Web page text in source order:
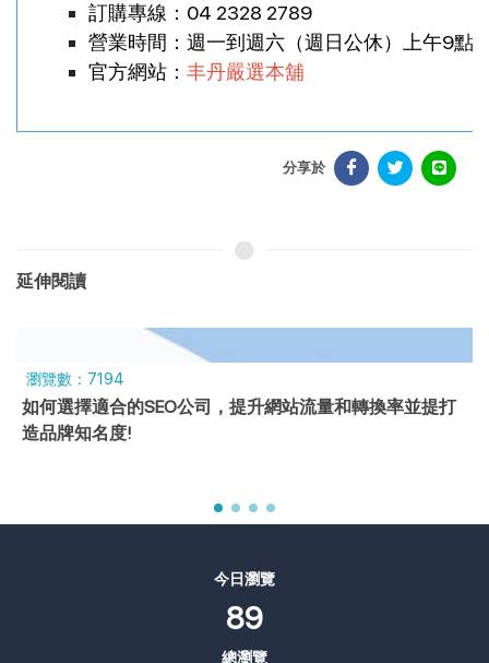
訂購專線： 04 2328 2789
營業時間：週一到週六（週日公休）上午9點-
官方網站： 丰丹嚴選本舖
分享於
延伸閱讀
瀏覽數：7194
如何選擇適合的SEO公司，提升網站流量和轉換率並提打
造品牌知名度!
今日瀏覽
89
總瀏覽